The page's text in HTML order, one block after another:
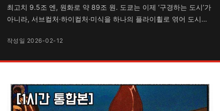
최고치 9.5조 엔, 원화로 약 89조 원. 도쿄는 이제 ‘구경하는 도시’가
아니라, 서브컬처·하이컬처·미식을 하나의 플라이휠로 엮어 도시…
작성일 2026-02-12